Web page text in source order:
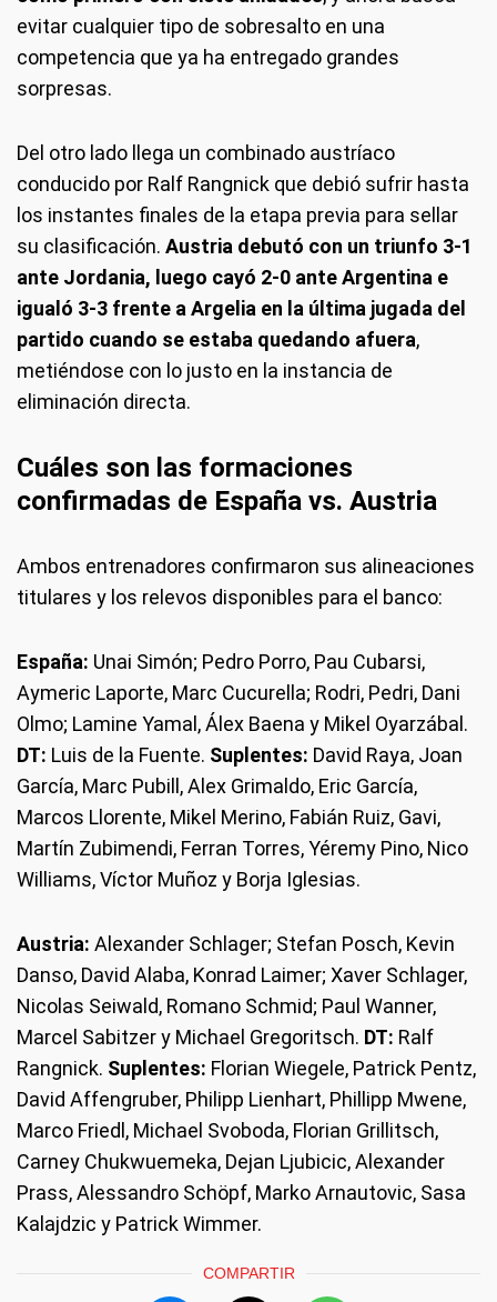
evitar cualquier tipo de sobresalto en una
competencia que ya ha entregado grandes
sorpresas.
Del otro lado llega un combinado austríaco
conducido por Ralf Rangnick que debió sufrir hasta
los instantes finales de la etapa previa para sellar
su clasificación. Austria debutó con un triunfo 3-1
ante Jordania, luego cayó 2-0 ante Argentina e
igualó 3-3 frente a Argelia en la última jugada del
partido cuando se estaba quedando afuera,
metiéndose con lo justo en la instancia de
eliminación directa.
Cuáles son las formaciones
confirmadas de España vs. Austria
Ambos entrenadores confirmaron sus alineaciones
titulares y los relevos disponibles para el banco:
España: Unai Simón; Pedro Porro, Pau Cubarsi,
Aymeric Laporte, Marc Cucurella; Rodri, Pedri, Dani
Olmo; Lamine Yamal, Álex Baena y Mikel Oyarzábal.
DT: Luis de la Fuente. Suplentes: David Raya, Joan
García, Marc Pubill, Alex Grimaldo, Eric García,
Marcos Llorente, Mikel Merino, Fabián Ruiz, Gavi,
Martín Zubimendi, Ferran Torres, Yéremy Pino, Nico
Williams, Víctor Muñoz y Borja Iglesias.
Austria: Alexander Schlager; Stefan Posch, Kevin
Danso, David Alaba, Konrad Laimer; Xaver Schlager,
Nicolas Seiwald, Romano Schmid; Paul Wanner,
Marcel Sabitzer y Michael Gregoritsch. DT: Ralf
Rangnick. Suplentes: Florian Wiegele, Patrick Pentz,
David Affengruber, Philipp Lienhart, Phillipp Mwene,
Marco Friedl, Michael Svoboda, Florian Grillitsch,
Carney Chukwuemeka, Dejan Ljubicic, Alexander
Prass, Alessandro Schöpf, Marko Arnautovic, Sasa
Kalajdzic y Patrick Wimmer.
COMPARTIR